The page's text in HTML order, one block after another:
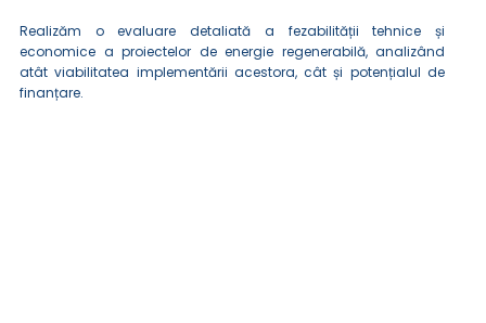
Realizăm o evaluare detaliată a fezabilității tehnice și
economice a proiectelor de energie regenerabilă, analizând
atât viabilitatea implementării acestora, cât și potențialul de
finanțare.